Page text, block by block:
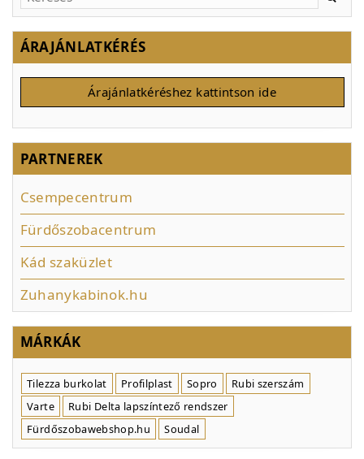
ÁRAJÁNLATKÉRÉS
Árajánlatkéréshez kattintson ide
PARTNEREK
Csempecentrum
Fürdőszobacentrum
Kád szaküzlet
Zuhanykabinok.hu
MÁRKÁK
Tilezza burkolat Profilplast Sopro
Rubi szerszám
Varte
Rubi Delta lapszíntező rendszer
Fürdőszobawebshop.hu
Soudal